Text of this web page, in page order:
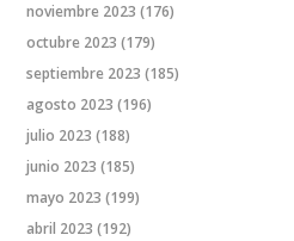
noviembre 2023 (176)
octubre 2023 (179)
septiembre 2023 (185)
agosto 2023 (196)
julio 2023 (188)
junio 2023 (185)
mayo 2023 (199)
abril 2023 (192)